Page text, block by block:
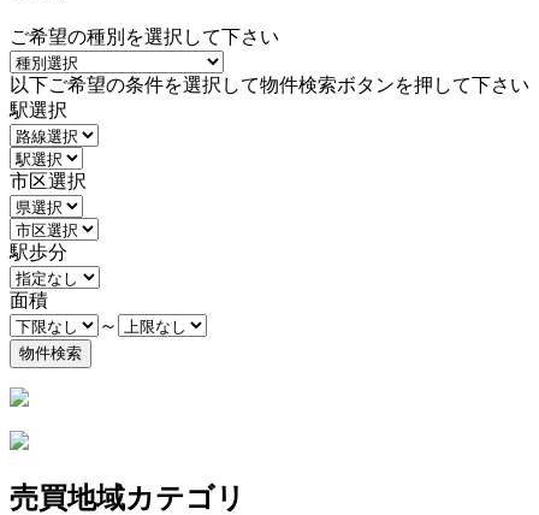
ご希望の種別を選択して下さい
以下ご希望の条件を選択して物件検索ボタンを押して下さい
駅選択
市区選択
駅歩分
面積
～
売買地域カテゴリ